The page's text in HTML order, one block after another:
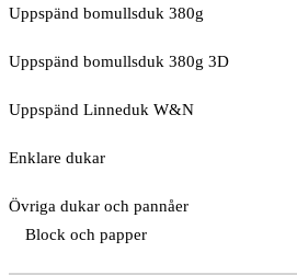
Uppspänd bomullsduk 380g
Uppspänd bomullsduk 380g 3D
Uppspänd Linneduk W&N
Enklare dukar
Övriga dukar och pannåer
Block och papper